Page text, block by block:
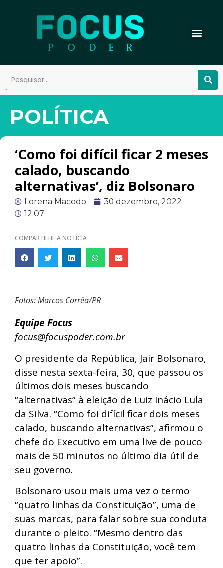
POLÍTICA
‘Como foi difícil ficar 2 meses
calado, buscando
alternativas’, diz Bolsonaro
Lorena Macedo
30 dezembro, 2022
12:07
COMPARTILHE A NOTÍCIA
Fotos: Marcos Corrêa/PR
Equipe Focus
focus@focuspoder.com.br
O presidente da República, Jair Bolsonaro,
disse nesta sexta-feira, 30, que passou os
últimos dois meses buscando
“alternativas” à eleição de Luiz Inácio Lula
da Silva. “Como foi difícil ficar dois meses
calado, buscando alternativas”, afirmou o
chefe do Executivo em uma live de pouco
mais de 50 minutos no último dia útil de
seu governo.
Bolsonaro usou mais uma vez o termo
“quatro linhas da Constituição”, uma de
suas marcas, para falar sobre sua conduta
durante o pleito. “Mesmo dentro das
quatro linhas da Constituição, você tem
que ter apoio”.